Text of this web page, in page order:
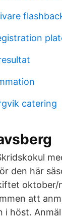
catering
den här
oktober/
att
i höst.